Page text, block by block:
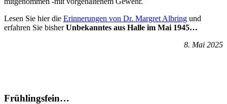
Lesen Sie hier die Erinnerungen von Dr. Margret Albring und
erfahren Sie bisherUnbekanntes aus Halle im Mai 1945…
8. Mai 2025
Frühlingsfein…